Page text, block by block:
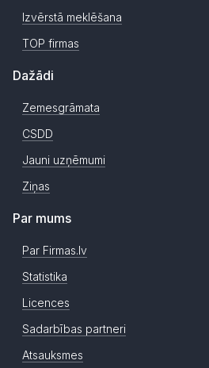
Izvērstā meklēšana
TOP firmas
Dažādi
Zemesgrāmata
CSDD
Jauni uzņēmumi
Ziņas
Par mums
Par Firmas.lv
Statistika
Licences
Sadarbības partneri
Atsauksmes